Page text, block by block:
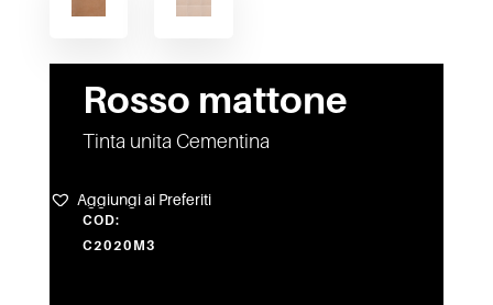
Rosso mattone
Tinta unita Cementina
Aggiungi ai Preferiti
COD:
C2020M3